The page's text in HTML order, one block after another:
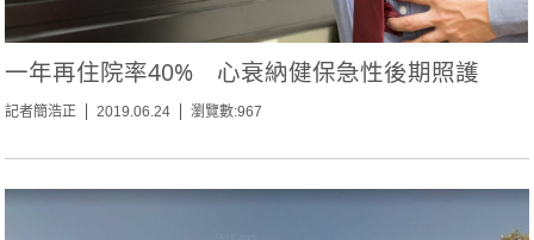
一年再住院率40% 心衰納健保急性後期照護
記者簡浩正 2019.06.24 瀏覽數:967